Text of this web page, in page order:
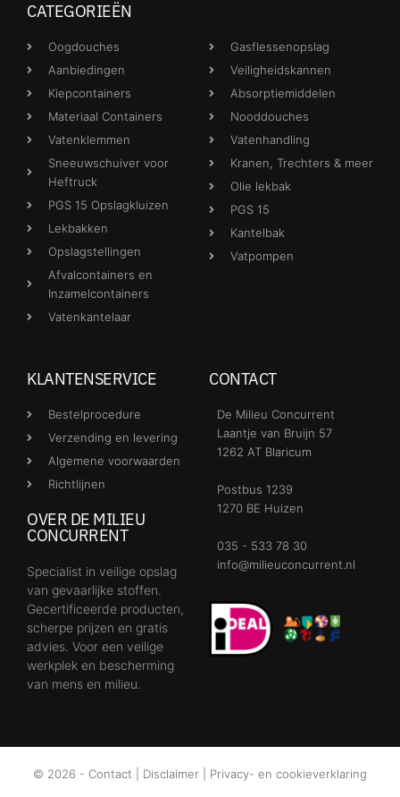
CATEGORIEËN
Oogdouches
Aanbiedingen
Kiepcontainers
Materiaal Containers
Vatenklemmen
Sneeuwschuiver voor
Heftruck
PGS 15 Opslagkluizen
Lekbakken
Opslagstellingen
Afvalcontainers en
Inzamelcontainers
Vatenkantelaar
Gasflessenopslag
Veiligheidskannen
Absorptiemiddelen
Nooddouches
Vatenhandling
Kranen, Trechters & meer
Olie lekbak
PGS 15
Kantelbak
Vatpompen
KLANTENSERVICE
Bestelprocedure
Verzending en levering
Algemene voorwaarden
Richtlijnen
OVER DE MILIEU
CONCURRENT
Specialist in veilige opslag
van gevaarlijke stoffen.
Gecertificeerde producten,
scherpe prijzen en gratis
advies. Voor een veilige
werkplek en bescherming
van mens en milieu.
CONTACT
De Milieu Concurrent
Laantje van Bruijn 57
1262 AT Blaricum
Postbus 1239
1270 BE Huizen
035 - 533 78 30
info@milieuconcurrent.nl
© 2026 - Contact Disclaimer Privacy- en cookieverklaring